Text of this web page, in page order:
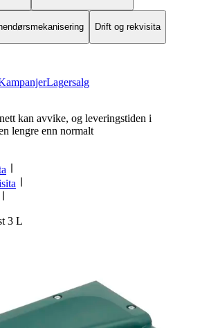
Drift og rekvisita
Lagersalg
kan avvike, og leveringstiden i
lengre enn normalt
3 L